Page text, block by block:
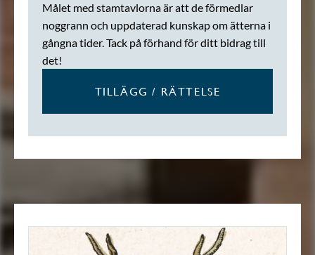
Målet med stamtavlorna är att de förmedlar
noggrann och uppdaterad kunskap om ätterna i
gångna tider. Tack på förhand för ditt bidrag till
det!
TILLÄGG / RÄTTELSE